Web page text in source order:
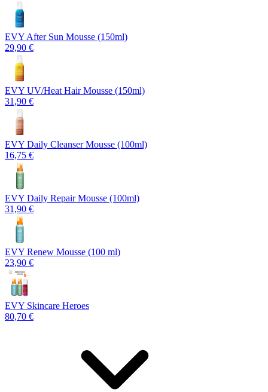
EVY After Sun Mousse (150ml)
29,90 €
EVY UV/Heat Hair Mousse (150ml)
31,90 €
EVY Daily Cleanser Mousse (100ml)
16,75 €
EVY Daily Repair Mousse (100ml)
31,90 €
EVY Renew Mousse (100 ml)
23,90 €
EVY Skincare Heroes
80,70 €